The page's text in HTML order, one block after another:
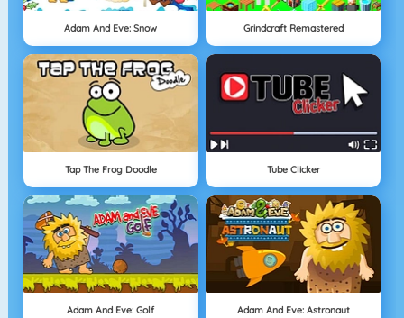
Adam And Eve: Snow Grindcraft Remastered
Tap The Frog Doodle Tube Clicker
Adam And Eve: Golf Adam And Eve: Astronaut